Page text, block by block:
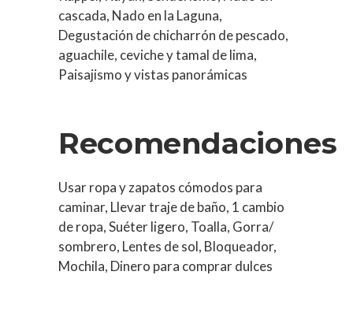
cascada, Nado en la Laguna,
Degustación de chicharrón de pescado,
aguachile, ceviche y tamal de lima,
Paisajismo y vistas panorámicas
Recomendaciones
Usar ropa y zapatos cómodos para
caminar, Llevar traje de baño, 1 cambio
de ropa, Suéter ligero, Toalla, Gorra/
sombrero, Lentes de sol, Bloqueador,
Mochila, Dinero para comprar dulces